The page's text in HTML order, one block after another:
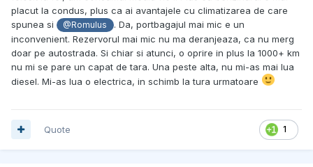
acum ceva ani și nu credeam să văd totuși așa
consum la un serie 5. Acum că e datorat părții
electrice sau doar motoarelor turbo de generație
nouă? Nu am idee, dar e fenomenal în opinia mea.
Sistemele de asistență. Excelente. Am crezut că mă
vor încurca, dar dupa 8 zile și 2.500 km, pot spune că
Cred că e suficient postul înițial, am să revin cu alte
placut la condus, plus ca ai avantajele cu climatizarea de care
spunea si
@Romulus
. Da, portbagajul mai mic e un
inconvenient. Rezervorul mai mic nu ma deranjeaza, ca nu merg
doar pe autostrada. Si chiar si atunci, o oprire in plus la 1000+ km
nu mi se pare un capat de tara. Una peste alta, nu mi-as mai lua
diesel. Mi-as lua o electrica, in schimb la tura urmatoare
1
Quote